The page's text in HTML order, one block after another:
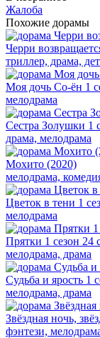
Жалоба
Похожие дорамы
Черри
триллер, драма,
Моя дочь Со-ён 1
мелодрама
Сестра Золушки 1
драма, мелодрама
Мохито (2020)
мелодрама,
Цветок в тени 1
мелодрама
Прятки 1 сезон 24
мелодрама, драма
Судьба и ярость 1
мелодрама, драма
Звёздная ночь,
фэнтези,